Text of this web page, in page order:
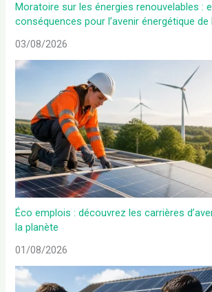
Moratoire sur les énergies renouvelables :
conséquences pour l’avenir énergétique de
03/08/2026
Éco emplois : découvrez les carrières
la planète
01/08/2026